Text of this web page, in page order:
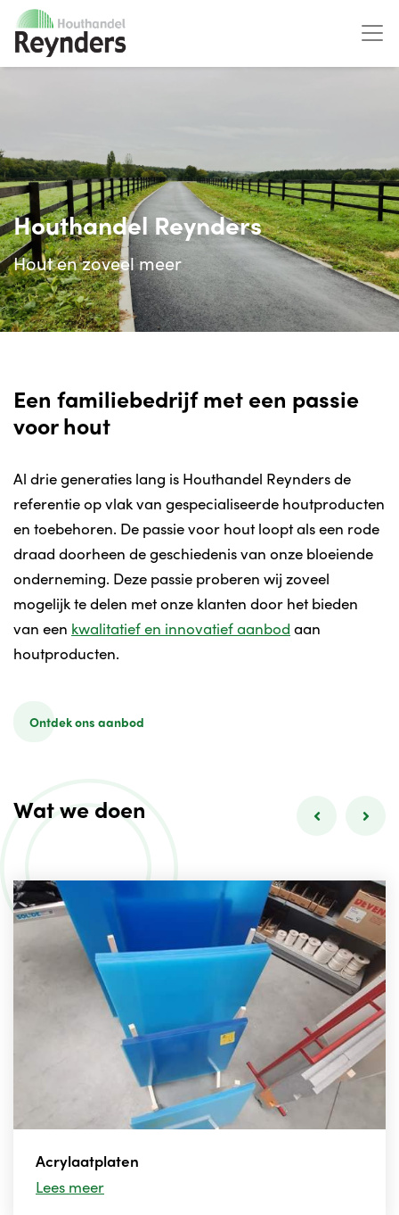
Houthandel Reynders
Hout en zoveel meer
Een familiebedrijf met een passie
voor hout
Al drie generaties lang is Houthandel Reynders de
referentie op vlak van gespecialiseerde houtproducten
en toebehoren. De passie voor hout loopt als een rode
draad doorheen de geschiedenis van onze bloeiende
onderneming. Deze passie proberen wij zoveel
mogelijk te delen met onze klanten door het bieden
van een kwalitatief en innovatief aanbod aan
houtproducten.
Ontdek ons aanbod
Wat we doen
Acrylaatplaten
Lees meer